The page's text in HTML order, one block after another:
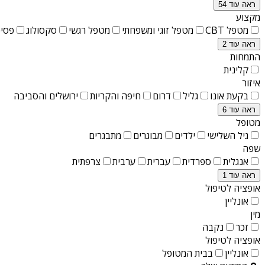
ראה עוד 54
מקצוע
מטפל CBT
מטפל זוגי ומשפחתי מטפל רגשי סקסולוג
ראה עוד 2
התמחות
קלינית
איזור
בקעת אונו
גליל דרום חיפה והקריות ירושלים והסביבה
ראה עוד 6
מטופל
גיל השלישי
ילדים מבוגרים
מתבגרים
שפה
אנגלית
ספרדית עברית ערבית צרפתית
ראה עוד 1
אופציה לטיפול
אונליין
מין
זכר
נקבה
אופציה לטיפול
אונליין
בבית המטופל